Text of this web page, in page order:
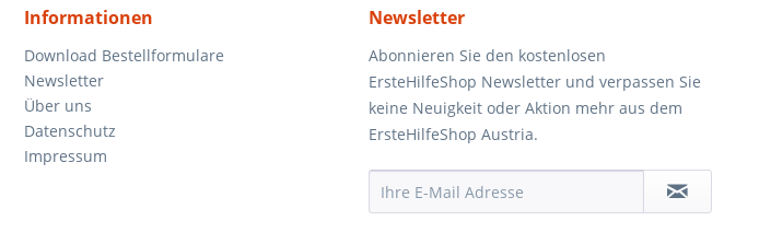
Informationen
Download Bestellformulare
Newsletter
Über uns
Datenschutz
Impressum
Newsletter
Abonnieren Sie den kostenlosen
ErsteHilfeShop Newsletter und verpassen Sie
keine Neuigkeit oder Aktion mehr aus dem
ErsteHilfeShop Austria.